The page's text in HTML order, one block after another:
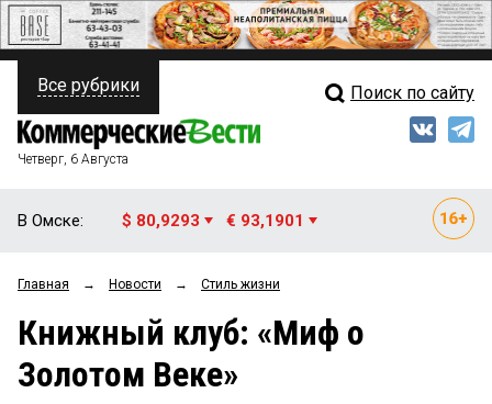
ПОЛИТИКА
ФИНАНСЫ
ОБЩЕСТВО
ЗАКОН
НОВОСТИ КОМПАНИЙ
Свежий выпуск
Рейтинги
Все рубрики Поиск по сайту
Четверг, 6 Августа
В Омске: $ 80,9293 € 93,1901
Главная → Новости → Стиль жизни
Книжный клуб: «Миф о
Золотом Веке»